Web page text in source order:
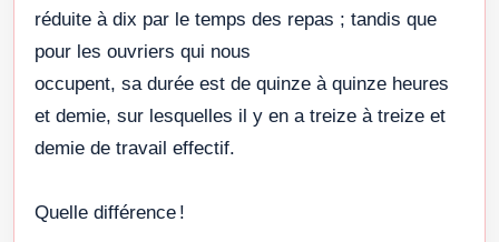
réduite à dix par le temps des repas ; tandis que
pour les ouvriers qui nous
occupent, sa durée est de quinze à quinze heures
et demie, sur lesquelles il y en a treize à treize et
demie de travail effectif.
Quelle différence !